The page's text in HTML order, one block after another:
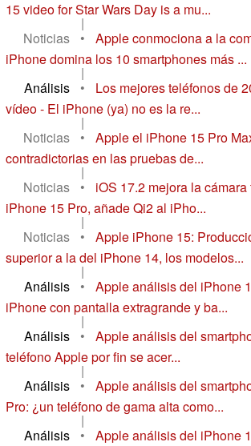
15 video for Star Wars Day is a mu...
|
Noticias
•
Apple conmociona a la
iPhone domina los 10 smartphones más ...
|
Análisis
•
Los mejores teléfonos de
vídeo - El iPhone (ya) no es la re...
|
Noticias
•
Apple el iPhone 15 Pro
contradictorias en las pruebas de...
|
Noticias
•
iOS 17.2 mejora la
iPhone 15 Pro, añade Qi2 al iPho...
|
Noticias
•
Apple iPhone 15:
superior a la del iPhone 14, los modelos...
|
Análisis
•
Apple análisis del iPhone
iPhone con pantalla extragrande y ba...
|
Análisis
•
Apple análisis del
teléfono Apple por fin se acer...
|
Análisis
•
Apple análisis del
Pro: ¿un teléfono de gama alta como...
|
Análisis
•
Apple análisis del iPhone